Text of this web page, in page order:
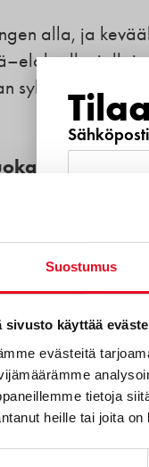
Suostumus
sivusto käyttää
evästeitä
tietoja
heille tai joita
alla, ja
syksyn kylvöön.
täysjyvän
ravintokuitua,
että rukiin kuitu
kuitu
tunnetta
sinua?
Reseptit